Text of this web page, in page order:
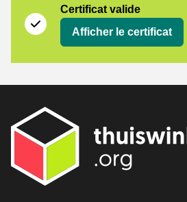
Certificat valide
Afficher le certificat